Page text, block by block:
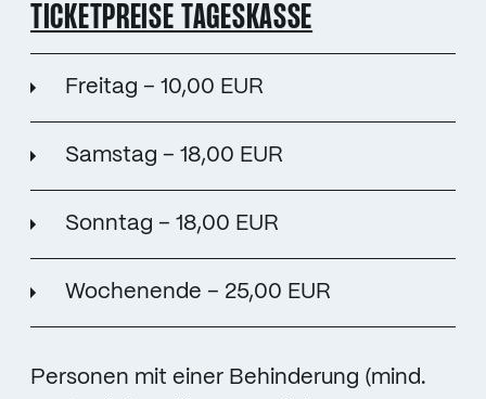
TICKETPREISE TAGESKASSE
Freitag – 10,00 EUR
Samstag – 18,00 EUR
Sonntag – 18,00 EUR
Wochenende – 25,00 EUR
Personen mit einer Behinderung (mind.